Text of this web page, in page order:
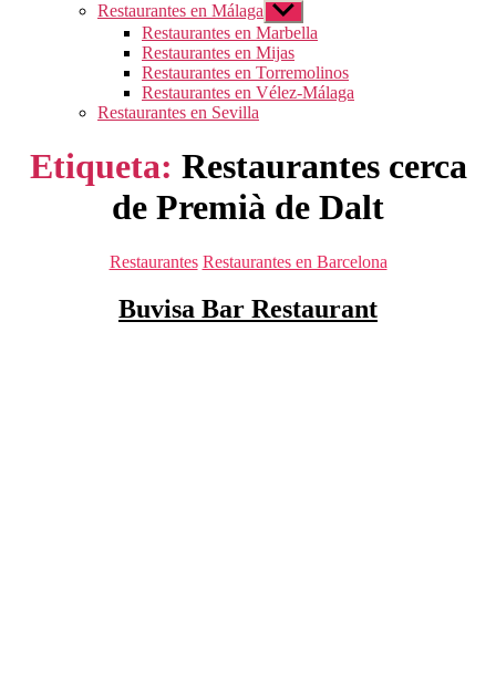
Restaurantes en Málaga Mostrar
el
submenú
Restaurantes en Marbella
Restaurantes en Mijas
Restaurantes en Torremolinos
Restaurantes en Vélez-Málaga
Restaurantes en Sevilla
Etiqueta: Restaurantes cerca
de Premià de Dalt
Categorías
Restaurantes Restaurantes en Barcelona
Buvisa Bar Restaurant